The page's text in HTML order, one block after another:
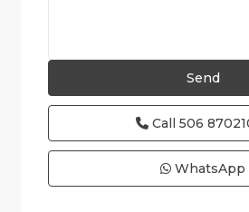
Call 506
WhatsApp